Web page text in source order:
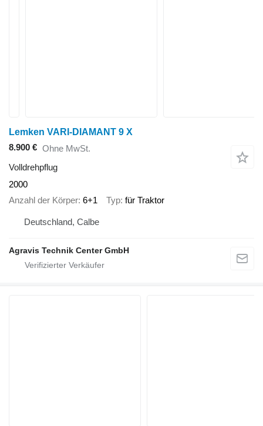
Lemken VARI-DIAMANT 9 X
8.900 € Ohne MwSt.
Volldrehpflug
2000
Anzahl der Körper 6+1 Typ für Traktor
Deutschland, Calbe
Agravis Technik Center GmbH